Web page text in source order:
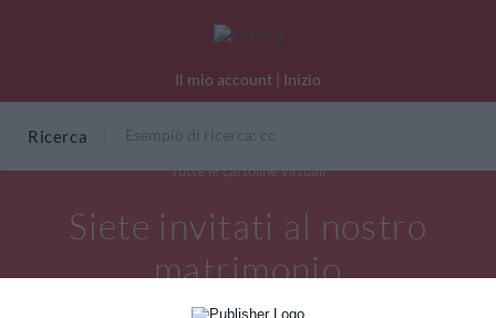
Il mio account | Inizio
Ricerca
Tutte le cartoline virtuali
Siete invitati al nostro
matrimonio